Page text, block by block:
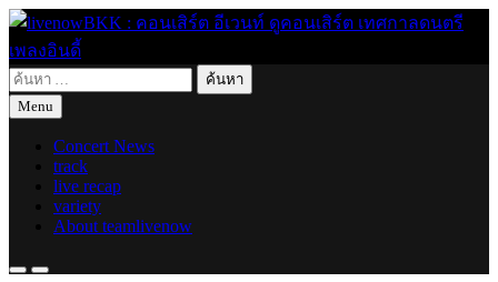
Skip
content
livenowBKK : คอนเสิร์ต อีเวนท์ ดูคอนเสิร์ต เทศกาลดนตรี เพลง
อินดี้
live for today
ค้นหา
สำหรับ:
Menu
Concert News
track
live recap
variety
About teamlivenow